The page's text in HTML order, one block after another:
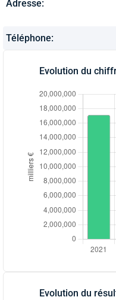
Adresse:
Téléphone:
Evolution du
Evolution du